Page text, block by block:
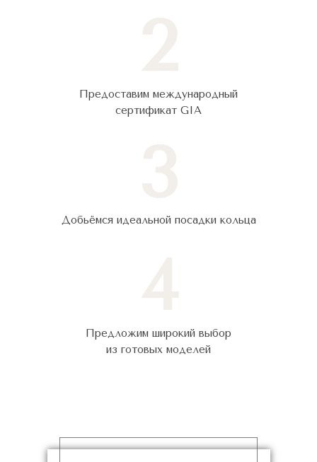
Предоставим международный
сертификат GIA
Добьёмся идеальной посадки кольца
Предложим широкий выбор
из готовых моделей